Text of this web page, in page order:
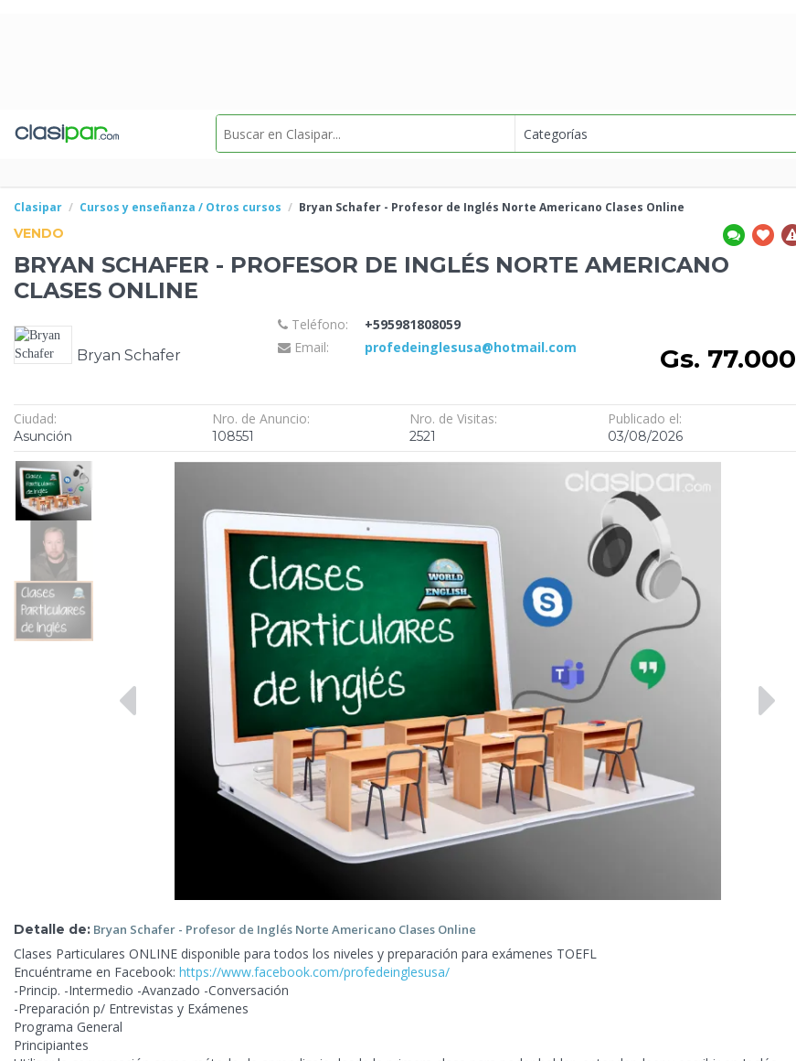
Clasipar Cursos y enseñanza / Otros cursos Bryan Schafer - Profesor de Inglés Norte Americano Clases Online
VENDO
BRYAN SCHAFER - PROFESOR DE INGLÉS NORTE AMERICANO
CLASES ONLINE
Bryan Schafer
Teléfono:
+595981808059
Email:
profedeinglesusa@hotmail.com Gs. 77.000
Ciudad:
Asunción
Nro. de Anuncio:
108551
Nro. de Visitas:
2521
Publicado el:
03/08/2026
Detalle de: Bryan Schafer - Profesor de Inglés Norte Americano Clases Online
Clases Particulares ONLINE disponible para todos los niveles y preparación para exámenes TOEFL
Encuéntrame en Facebook: https://www.facebook.com/profedeinglesusa/
-Princip. -Intermedio -Avanzado -Conversación
-Preparación p/ Entrevistas y Exámenes
Programa General
Principiantes